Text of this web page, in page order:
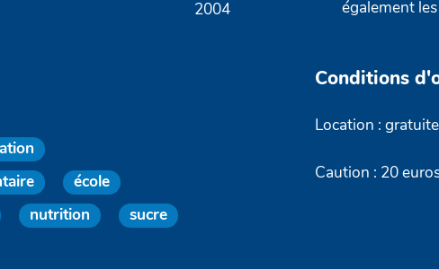
2004
école
nutrition sucre
également
Conditions
Location : gratuite
Caution : 20